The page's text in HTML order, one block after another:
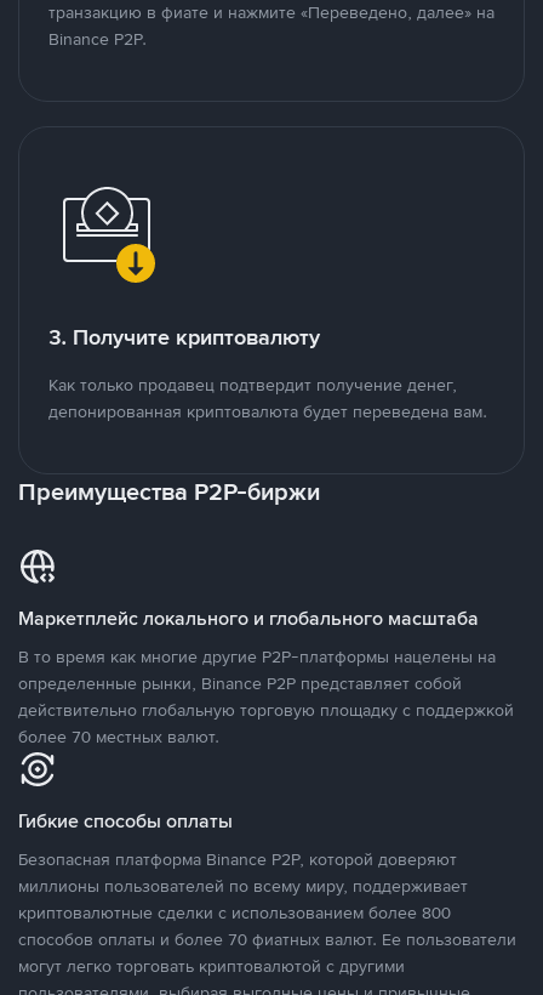
транзакцию в фиате и нажмите «Переведено, далее» на
Binance P2P.
3. Получите криптовалюту
Как только продавец подтвердит получение денег,
депонированная криптовалюта будет переведена вам.
Преимущества P2P-биржи
Маркетплейс локального и глобального масштаба
В то время как многие другие P2P-платформы нацелены на
определенные рынки, Binance P2P представляет собой
действительно глобальную торговую площадку с поддержкой
более 70 местных валют.
Гибкие способы оплаты
Безопасная платформа Binance P2P, которой доверяют
миллионы пользователей по всему миру, поддерживает
криптовалютные сделки с использованием более 800
способов оплаты и более 70 фиатных валют. Ее пользователи
могут легко торговать криптовалютой с другими